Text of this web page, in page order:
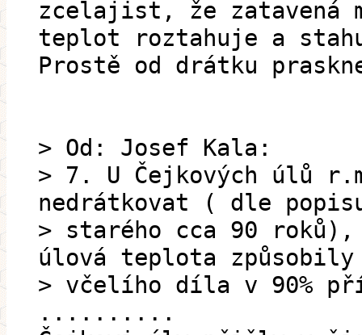
zcelajist, že zatavená
teplot roztahuje a
Prostě od drátku
> Od: Josef Kala:
> 7. U Čejkových úlů
nedrátkovat ( dle
> starého cca 90
úlová teplota způsobily
> včelího díla v 90%
..........